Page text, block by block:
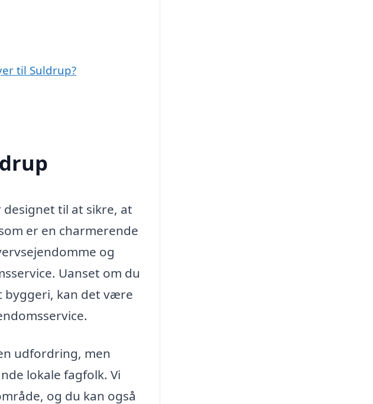
til Suldrup?
til at sikre, at
er en charmerende
og
Uanset om du
byggeri, kan det være
udfordring, men
lokale fagfolk. Vi
og du kan også